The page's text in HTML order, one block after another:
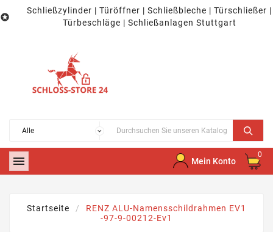

Schließzylinder | Türöffner | Schließbleche | Türschließer |
Türbeschläge | Schließanlagen Stuttgart
 Mein Konto
0
Startseite
RENZ ALU-Namensschildrahmen EV1
-97-9-00212-Ev1